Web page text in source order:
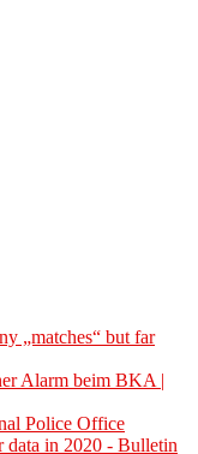
„matches“ but far
Alarm beim BKA |
Police Office
data in 2020 - Bulletin